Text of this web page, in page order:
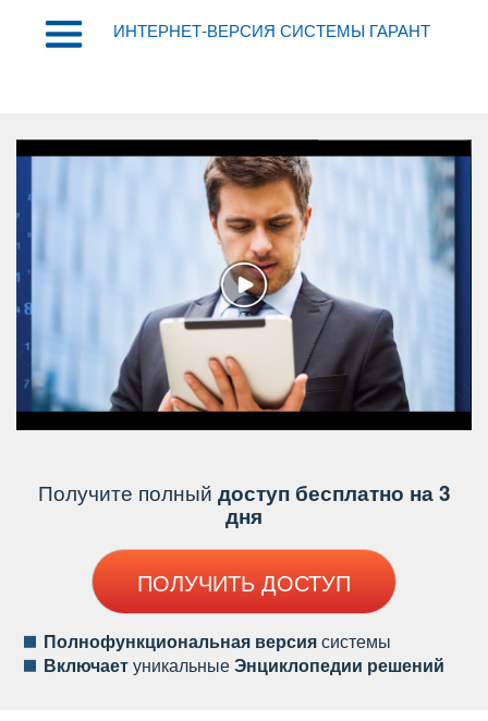
ИНТЕРНЕТ-ВЕРСИЯ СИСТЕМЫ ГАРАНТ
Получите полный доступ бесплатно на 3
дня
ПОЛУЧИТЬ ДОСТУП
Полнофункциональная версиясистемы
ключаетуникальныеЭнциклопедии решений